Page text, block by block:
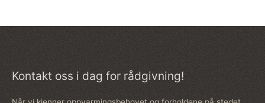
Kontakt oss i dag for rådgivning!